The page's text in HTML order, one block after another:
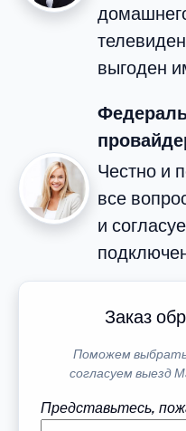
выгоден
Честно и
все
и
Заказ
Поможем
согласуем выезд
Представьтесь,